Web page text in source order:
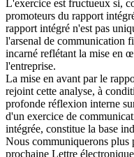
L'exercice est fructueux si,
promoteurs du rapport
rapport intégré n'est pas
l'arsenal de communication
incarné reflétant la mise en
l'entreprise.
La mise en avant par le
rejoint cette analyse, à
profonde réflexion interne
d'un exercice de
intégrée, constitue la base
Nous communiquerons plus
prochaine Lettre